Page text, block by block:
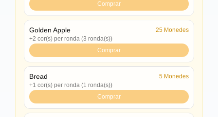
Comprar
Golden Apple 25 Monedes
+2 cor(s) per ronda (3 ronda(s))
Comprar
Bread 5 Monedes
+1 cor(s) per ronda (1 ronda(s))
Comprar